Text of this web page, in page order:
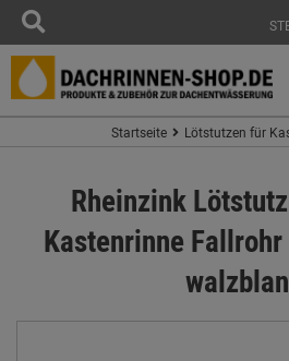
Startseite Lötstutzen für
Rheinzink
Kastenrinne